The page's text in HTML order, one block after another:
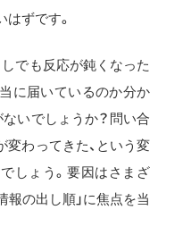
ずです。
でも反応が鈍くなった
当に届いているのか分か
いでしょうか？問い合
わってきた、という変
しょう。要因はさまざ
報の出し順」に焦点を当